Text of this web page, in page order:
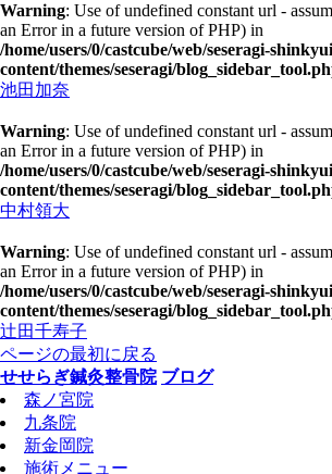
Warning: Use of undefined constant url -
an Error in a future version of PHP) in
/home/users/0/castcube/web/seseragi-
content/themes/seseragi/
池田加奈
Warning: Use of undefined constant url -
an Error in a future version of PHP) in
/home/users/0/castcube/web/seseragi-
content/themes/seseragi/
中村領大
Warning: Use of undefined constant url -
an Error in a future version of PHP) in
/home/users/0/castcube/web/seseragi-
content/themes/seseragi/
辻田千寿子
ページの最初に戻る
せせらぎ鍼灸整骨院 ブログ
森ノ宮院
九条院
新金岡院
施術メニュー